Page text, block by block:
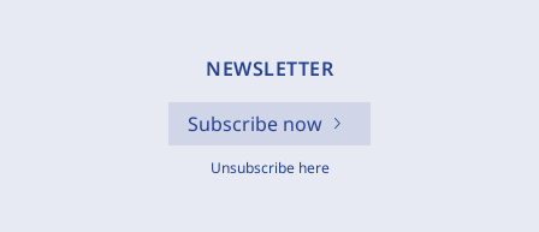
NEWSLETTER
Subscribe now
Unsubscribe here